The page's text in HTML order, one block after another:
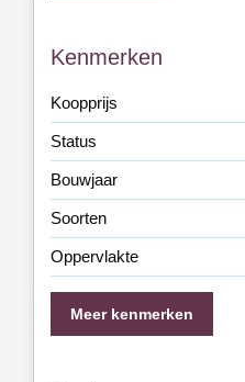
Kenmerken
Koopprijs
Status
Bouwjaar
Soorten
Oppervlakte
Meer kenmerken